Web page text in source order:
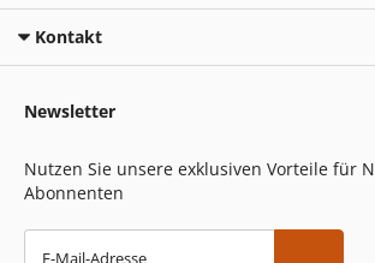
Kontakt
Newsletter
Nutzen Sie unsere exklusiven Vorteile für
Abonnenten
E-Mail-Adresse